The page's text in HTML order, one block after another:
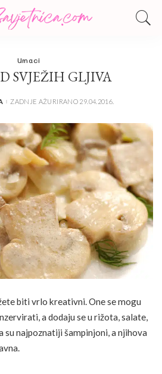
Umaci
SVJEŽIH GLJIVA
ZADNJE AŽURIRANO 29.04.2016.
biti vrlo kreativni. One se mogu
a dodaju se u rižota, salate,
su najpoznatiji šampinjoni, a njihova